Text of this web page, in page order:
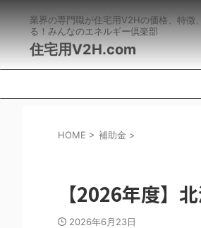
業界の専門職が住宅用V2Hの価格、特徴
る！みんなのエネルギー倶楽部
住宅用V2H.com
HOME > 補助金 >
【2026年度】
2026年6月23日